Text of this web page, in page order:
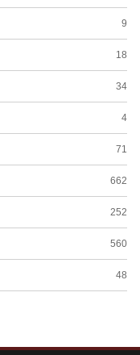
9
18
34
4
71
662
252
560
48